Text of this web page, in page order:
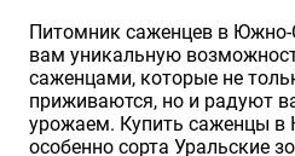
Питомник саженцев в Южно-
вам уникальную
саженцами, которые не
приживаются, но и радуют
урожаем. Купить саженцы в
особенно сорта Уральские